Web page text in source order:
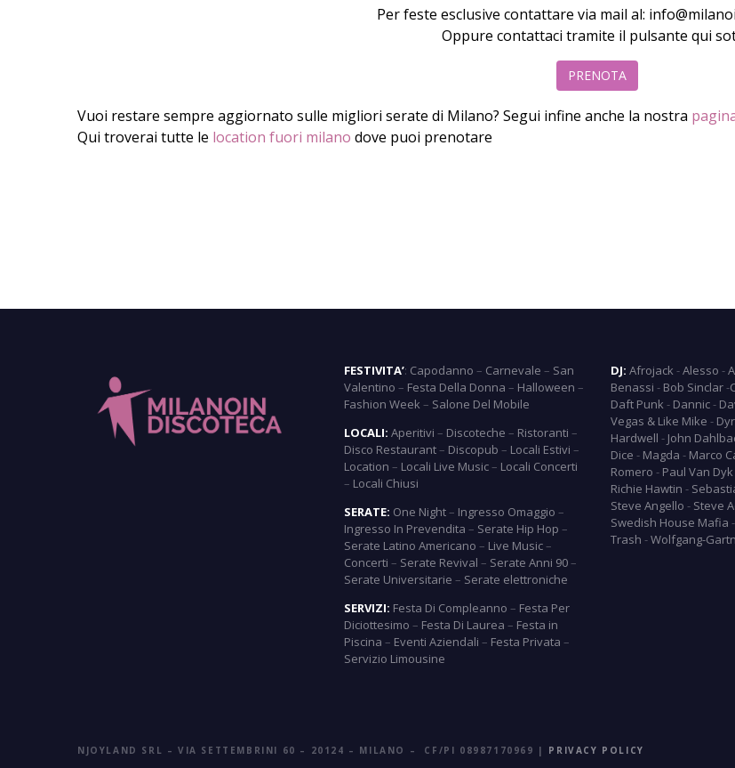
Per feste esclusive contattare via mail al:
Oppure contattaci tramite il pulsante qui
PRENOTA
Vuoi restare sempre aggiornato sulle migliori serate di Milano? Segui infine anche la nostra
Qui troverai tutte le location fuori milano dove puoi prenotare
FESTIVITA’: Capodanno – Carnevale – San
Valentino – Festa Della Donna – Halloween –
Fashion Week – Salone Del Mobile
LOCALI: Aperitivi – Discoteche – Ristoranti –
Disco Restaurant– Discopub – Locali Estivi –
Location – Locali Live Music– Locali Concerti
– Locali Chiusi
SERATE: One Night– Ingresso Omaggio –
Ingresso In Prevendita – Serate Hip Hop –
Serate Latino Americano – Live Music–
Concerti – Serate Revival – Serate Anni 90–
Serate Universitarie – Serate elettroniche
SERVIZI: Festa Di Compleanno – Festa Per
Diciottesimo – Festa Di Laurea – Festa in
Piscina – Eventi Aziendali – Festa Privata –
Servizio Limousine
DJ: Afrojack -Alesso -
Benassi - Bob Sinclar-
Daft Punk - Dannic-
Vegas & Like Mike -
Hardwell - John
Dice - Magda - Marco
Romero - Paul Van Dyk
Richie Hawtin -
Steve Angello - Steve
Swedish House Mafia -
Trash -Wolfgang-
NJOYLAND SRL – VIA SETTEMBRINI 60 – 20124 – MILANO – CF/PI 08987170969 | PRIVACY POLICY